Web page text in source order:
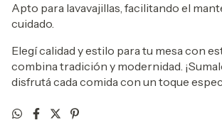
Apto para lavavajillas, facilitando el
cuidado.
Elegí calidad y estilo para tu mesa con
combina tradición y modernidad.
disfrutá cada comida con un toque